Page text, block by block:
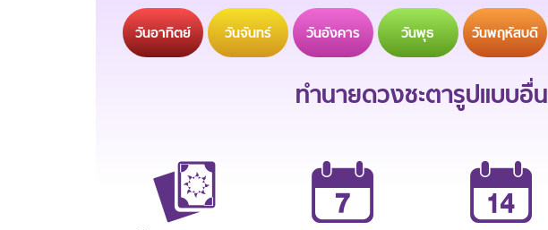
วันอาทิตย์ วันจันทร์ วันอังคาร วันพุธ วันพฤหัสบดี
ทำนายดวงชะตารูปแบบอื่น